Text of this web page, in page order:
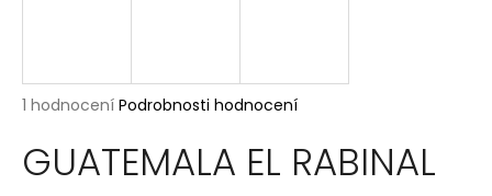
Průměrné
produktu
je
1 hodnocení Podrobnosti hodnocení
GUATEMALA EL RABINAL
t
?